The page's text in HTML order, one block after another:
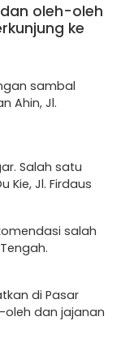
oleh-oleh
ke
sambal
Ahin, Jl.
Salah satu
Kie, Jl. Firdaus
salah
di Pasar
oleh dan jajanan